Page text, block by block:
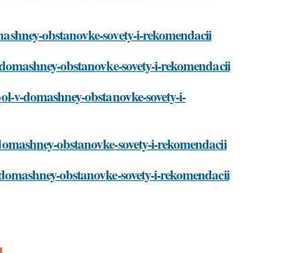
obstanovke-sovety-i-rekomendacii
obstanovke-sovety-i-rekomendacii
domashney-obstanovke-sovety-i-
obstanovke-sovety-i-rekomendacii
obstanovke-sovety-i-rekomendacii